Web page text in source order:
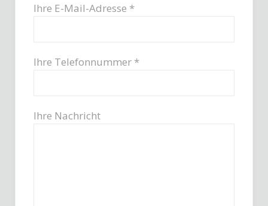
Ihre E-Mail-Adresse *
Ihre Telefonnummer *
Ihre Nachricht